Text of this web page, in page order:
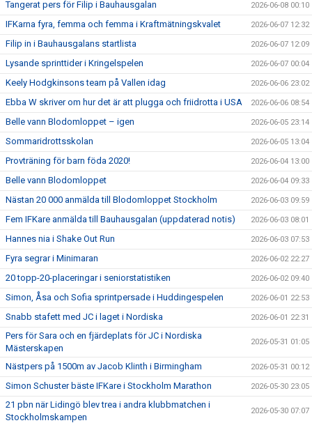
Tangerat pers för Filip i Bauhausgalan 2026-06-08 00:10
IFKarna fyra, femma och femma i Kraftmätningskvalet 2026-06-07 12:32
Filip in i Bauhausgalans startlista 2026-06-07 12:09
Lysande sprinttider i Kringelspelen 2026-06-07 00:04
Keely Hodgkinsons team på Vallen idag 2026-06-06 23:02
Ebba W skriver om hur det är att plugga och friidrotta i USA 2026-06-06 08:54
Belle vann Blodomloppet – igen 2026-06-05 23:14
Sommaridrottsskolan 2026-06-05 13:04
Provträning för barn föda 2020! 2026-06-04 13:00
Belle vann Blodomloppet 2026-06-04 09:33
Nästan 20 000 anmälda till Blodomloppet Stockholm 2026-06-03 09:59
Fem IFKare anmälda till Bauhausgalan (uppdaterad notis) 2026-06-03 08:01
Hannes nia i Shake Out Run 2026-06-03 07:53
Fyra segrar i Minimaran 2026-06-02 22:27
20 topp-20-placeringar i seniorstatistiken 2026-06-02 09:40
Simon, Åsa och Sofia sprintpersade i Huddingespelen 2026-06-01 22:53
Snabb stafett med JC i laget i Nordiska 2026-06-01 22:31
Pers för Sara och en fjärdeplats för JC i Nordiska
Mästerskapen
2026-05-31 01:05
Nästpers på 1500m av Jacob Klinth i Birmingham 2026-05-31 00:12
Simon Schuster bäste IFKare i Stockholm Marathon 2026-05-30 23:05
21 pbn när Lidingö blev trea i andra klubbmatchen i
Stockholmskampen
2026-05-30 07:07